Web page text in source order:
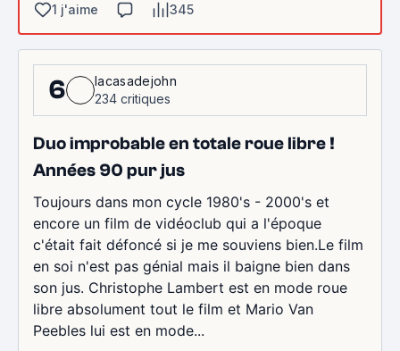
1 j'aime
345
6
lacasadejohn
234 critiques
Duo improbable en totale roue libre !
Années 90 pur jus
Toujours dans mon cycle 1980's - 2000's et
encore un film de vidéoclub qui a l'époque
c'était fait défoncé si je me souviens bien.Le film
en soi n'est pas génial mais il baigne bien dans
son jus. Christophe Lambert est en mode roue
libre absolument tout le film et Mario Van
Peebles lui est en mode...